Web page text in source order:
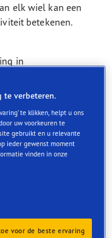
elk wiel kan een
betekenen.
in
een
apparaat
kunt u stappen
die dure
klanten
voorkomen en uw
u de controle; het
TPMS-
te verbeteren.
te klikken, helpt u ons
uw voorkeuren te
gebruikt en u relevante
ieder gewenst moment
vinden in onze
voor de beste ervaring